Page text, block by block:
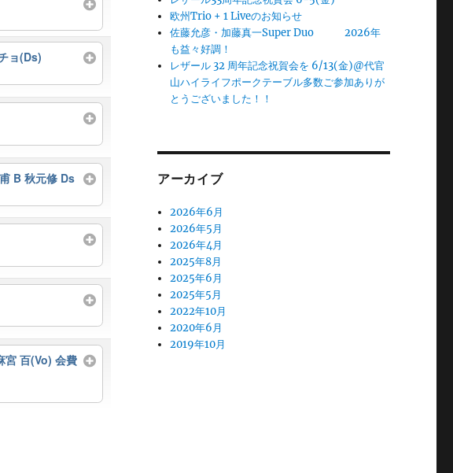
ョ(Ds)
B 秋元修 Ds
百(Vo) 会費
欧州Trio + 1 Liveのお知らせ
佐藤允彦・加藤真一Super Duo 2026年
も益々好調！
レザール 32 周年記念祝賀会を 6/13(金)@代官
山ハイライフポークテーブル多数ご参加ありが
とうございました！！
アーカイブ
2026年6月
2026年5月
2026年4月
2025年8月
2025年6月
2025年5月
2022年10月
2020年6月
2019年10月